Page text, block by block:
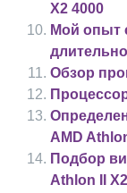
X2 4000
Мой опыт
Обзор
AMD
Подбор
Athlon II